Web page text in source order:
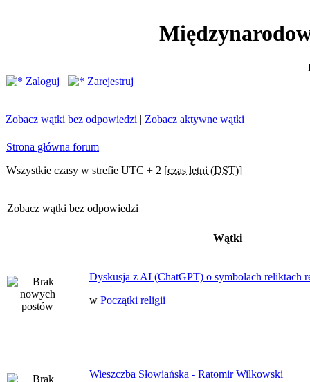
Zaloguj
Zarejestruj
Zobacz wątki bez odpowiedzi | Zobacz aktywne wątki
Strona główna forum
Wszystkie czasy w strefie UTC + 2 [czas letni (DST)]
Zobacz wątki bez odpowiedzi
Wątki
Dyskusja z AI (ChatGPT) o symbolach reliktach
w Początki religii
Wieszczba Słowiańska - Ratomir Wilkowski